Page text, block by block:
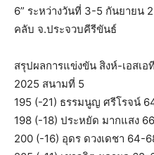
6” ระหว่างวันที่ 3-5 กันยายน
คลับ จ.ประจวบคีรีขันธ์
สรุปผลการแข่งขัน สิงห์-เอสเ
2025 สนามที่ 5
195 (-21) ธรรมนูญ ศรีโรจน์
198 (-18) ประหยัด มากแสง
200 (-16) อุดร ดวงเดชา 64-